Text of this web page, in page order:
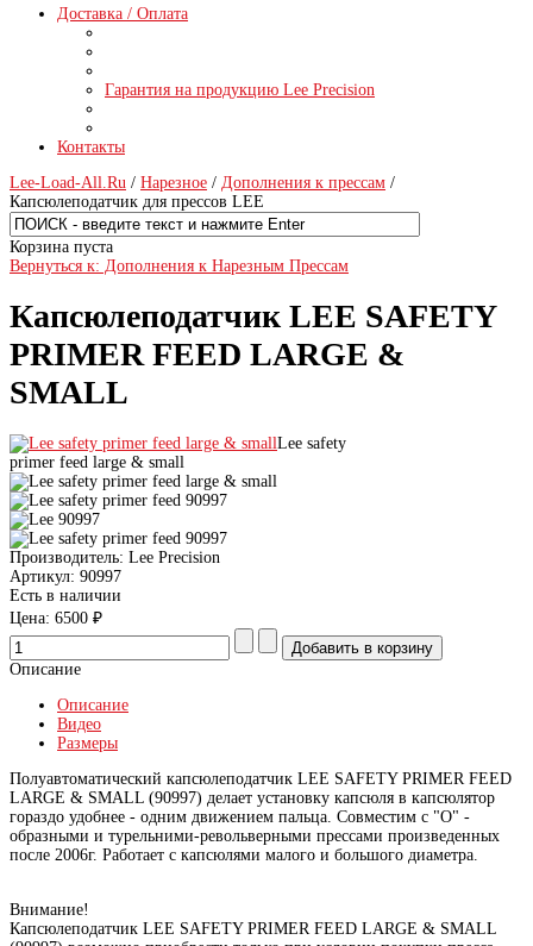
Доставка / Оплата
Гарантия на продукцию Lee Precision
Контакты
Lee-Load-All.Ru / Нарезное / Дополнения к прессам /
Капсюлеподатчик для прессов LEE
Корзина пуста
Вернуться к: Дополнения к Нарезным Прессам
Капсюлеподатчик LEE SAFETY
PRIMER FEED LARGE &
SMALL
Lee safety
primer feed large & small
Производитель: Lee Precision
Артикул: 90997
Есть в наличии
Цена: 6500 ₽
Описание
Описание
Видео
Размеры
Полуавтоматический капсюлеподатчик LEE SAFETY PRIMER FEED
LARGE & SMALL (90997) делает установку капсюля в капсюлятор
гораздо удобнее - одним движением пальца. Совместим с "О" -
образными и турельними-револьверными прессами произведенных
после 2006г. Работает с капсюлями малого и большого диаметра.
Внимание!
Капсюлеподатчик LEE SAFETY PRIMER FEED LARGE & SMALL